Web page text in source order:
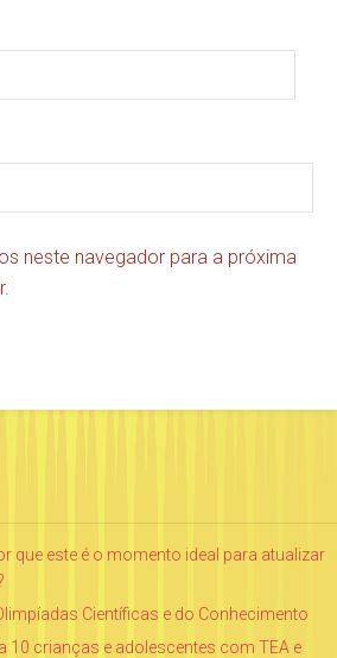
neste navegador para a próxima
que este é o momento ideal para atualizar
Científicas e do Conhecimento
10 crianças e adolescentes com TEA e